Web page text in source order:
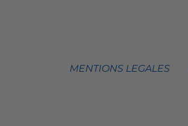
MENTIONS LEGALES